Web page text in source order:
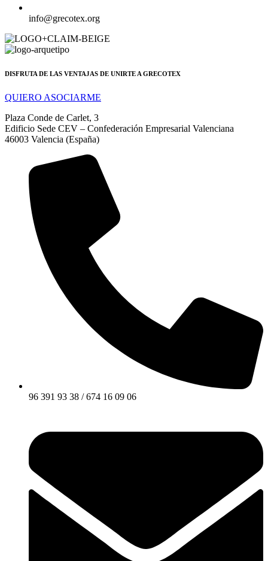
info@grecotex.org
DISFRUTA DE LAS VENTAJAS DE UNIRTE A GRECOTEX
QUIERO ASOCIARME
Plaza Conde de Carlet, 3
Edificio Sede CEV – Confederación Empresarial Valenciana
46003 Valencia (España)
96 391 93 38 / 674 16 09 06